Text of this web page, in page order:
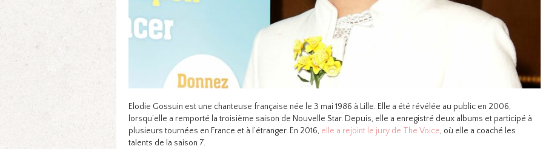
Elodie Gossuin est une chanteuse française née le 3 mai 1986 à Lille. Elle a été révélée au public en 2006,
lorsqu’elle a remporté la troisième saison de Nouvelle Star. Depuis, elle a enregistré deux albums et participé à
plusieurs tournées en France et à l’étranger. En 2016, elle a rejoint le jury de The Voice, où elle a coaché les
talents de la saison 7.